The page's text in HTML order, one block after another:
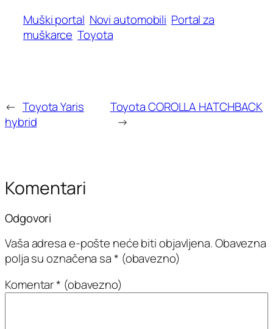
Muški portal Novi automobili Portal za
muškarce Toyota
← Toyota Yaris
hybrid
Toyota COROLLA HATCHBACK
→
Komentari
Odgovori
Vaša adresa e-pošte neće biti objavljena.Obavezna
polja su označena sa* (obavezno)
Komentar* (obavezno)